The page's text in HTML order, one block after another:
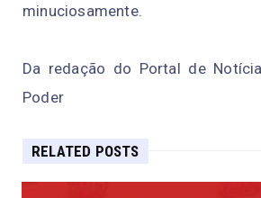
minuciosamente.
Da redação do Portal de
Poder
RELATED POSTS